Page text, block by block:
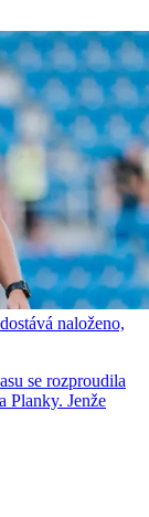
naloženo,
se rozproudila
Planky. Jenže